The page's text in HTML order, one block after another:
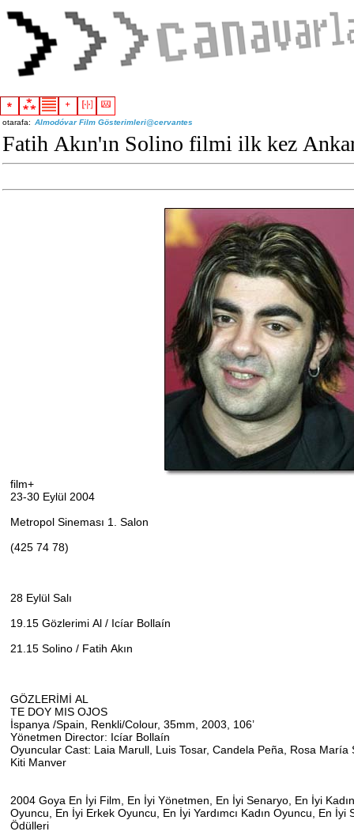
otarafa: Almodóvar Film Gösterimleri@cervantes
Fatih Akın'ın Solino filmi ilk kez
film+
23-30 Eylül 2004
Metropol Sineması 1. Salon
(425 74 78)
28 Eylül Salı
19.15 Gözlerimi Al / Icíar Bollaín
21.15 Solino / Fatih Akın
GÖZLERİMİ AL
TE DOY MIS OJOS
İspanya /Spain, Renkli/Colour, 35mm, 2003, 106’
Yönetmen Director: Icíar Bollaín
Oyuncular Cast: Laia Marull, Luis Tosar, Candela Peña, Rosa
Kiti Manver
2004 Goya En İyi Film, En İyi Yönetmen, En İyi Senaryo, En İyi
Oyuncu, En İyi Erkek Oyuncu, En İyi Yardımcı Kadın Oyuncu, En İyi
Ödülleri